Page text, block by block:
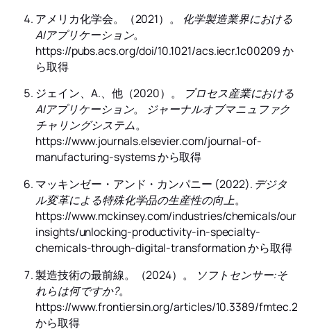
アメリカ化学会。（2021）。 化学製造業界における
AIアプリケーション。
https://pubs.acs.org/doi/10.1021/acs.iecr.1c00209 か
ら取得
ジェイン、A.、他（2020）。
プロセス産業における
AIアプリケーション。
ジャーナルオブマニュファク
チャリングシステム。
https://www.journals.elsevier.com/journal-of-
manufacturing-systems から取得
マッキンゼー・アンド・カンパニー (2022). デジタ
ル変革による特殊化学品の生産性の向上。
https://www.mckinsey.com/industries/chemicals/our-
insights/unlocking-productivity-in-specialty-
chemicals-through-digital-transformation から取得
製造技術の最前線。（2024）。
ソフトセンサー:そ
れらは何ですか?。
https://www.frontiersin.org/articles/10.3389/
から取得